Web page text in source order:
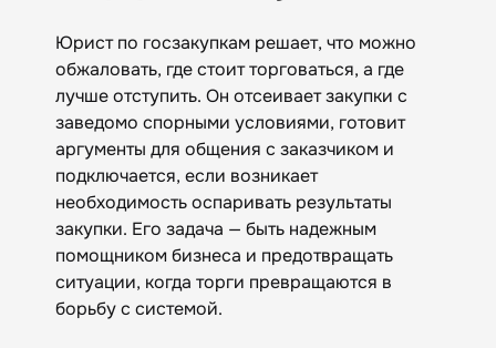
Юрист по госзакупкам решает, что можно
обжаловать, где стоит торговаться, а где
лучше отступить. Он отсеивает закупки с
заведомо спорными условиями, готовит
аргументы для общения с заказчиком и
подключается, если возникает
необходимость оспаривать результаты
закупки. Его задача — быть надежным
помощником бизнеса и предотвращать
ситуации, когда торги превращаются в
борьбу с системой.